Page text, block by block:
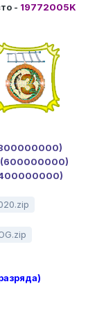
- 19772005K
(600000000)